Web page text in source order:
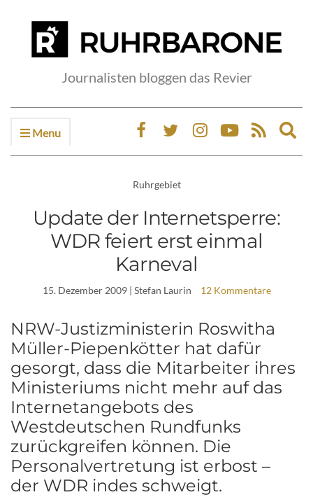
Journalisten bloggen das Revier
Menu
Ruhrgebiet
Update der Internetsperre:
WDR feiert erst einmal
Karneval
15. Dezember 2009| Stefan Laurin 12 Kommentare
NRW-Justizministerin Roswitha
Müller-Piepenkötter hat dafür
gesorgt, dass die Mitarbeiter ihres
Ministeriums nicht mehr auf das
Internetangebots des
Westdeutschen Rundfunks
zurückgreifen können. Die
Personalvertretung ist erbost –
der WDR indes schweigt.